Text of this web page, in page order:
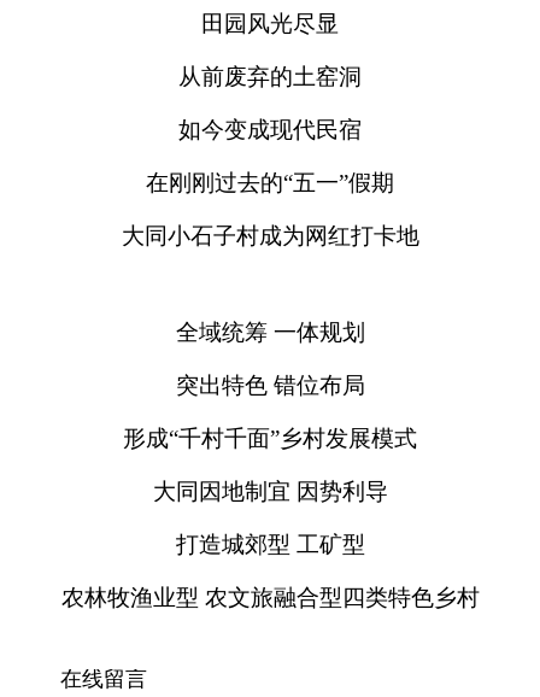
田园风光尽显
从前废弃的土窑洞
如今变成现代民宿
在刚刚过去的“五一”假期
大同小石子村成为网红打卡地
全域统筹 一体规划
突出特色 错位布局
形成“千村千面”乡村发展模式
大同因地制宜 因势利导
打造城郊型 工矿型
农林牧渔业型 农文旅融合型四类特色乡村
在线留言